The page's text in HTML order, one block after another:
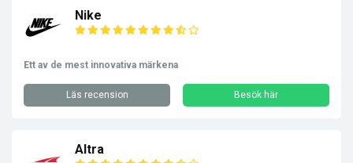
Nike
Ett av de mest innovativa märkena
Läs recension Besök här
Altra